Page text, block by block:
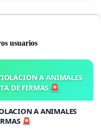
usuarios
A ANIMALES
DE FIRMAS 🚨
A ANIMALES
🚨